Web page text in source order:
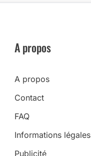
A propos
A propos
Contact
FAQ
Informations légales
Publicité